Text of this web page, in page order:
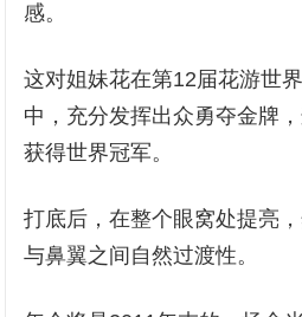
感。
这对姐妹花在第12届花游世
中，充分发挥出众勇夺金牌
获得世界冠军。
打底后，在整个眼窝处提亮
与鼻翼之间自然过渡性。